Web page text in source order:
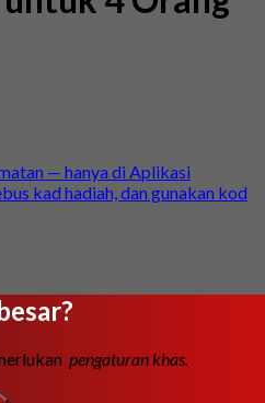
— hanya di Aplikasi
kad hadiah, dan gunakan kod
pengaturan khas.